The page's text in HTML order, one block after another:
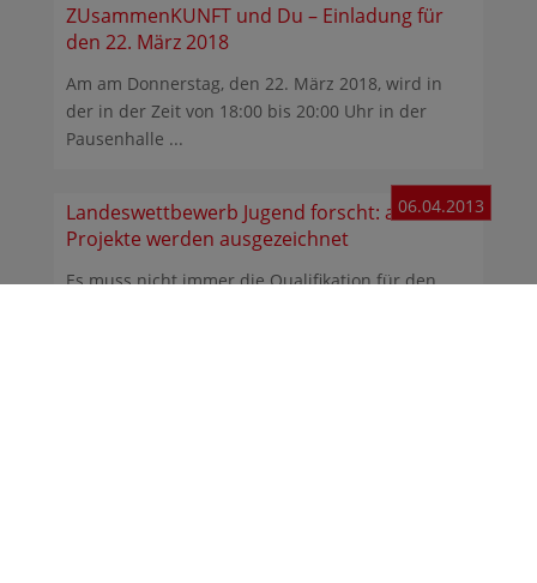
ZUsammenKUNFT und Du – Einladung für
den 22. März 2018
Am am Donnerstag, den 22. März 2018, wird in
der in der Zeit von 18:00 bis 20:00 Uhr in der
Pausenhalle ...
Landeswettbewerb Jugend forscht: alle
Projekte werden ausgezeichnet
06.04.2013
Es muss nicht immer die Qualifikation für den